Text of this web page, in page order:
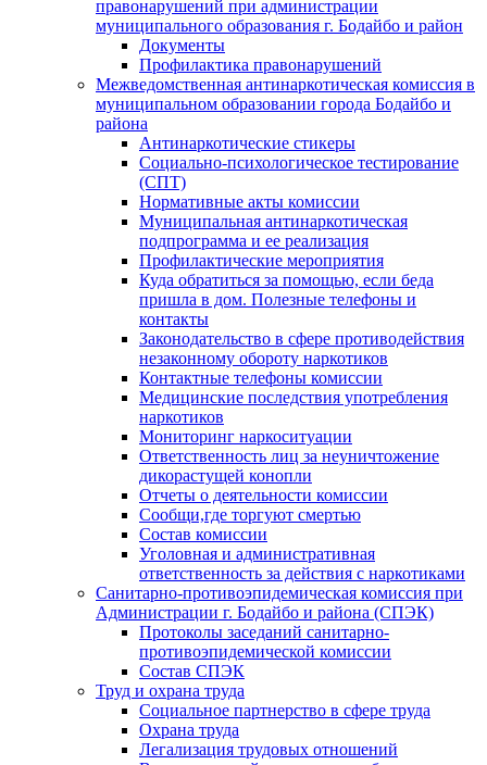
правонарушений при администрации
муниципального образования г. Бодайбо и район
Документы
Профилактика правонарушений
Межведомственная антинаркотическая комиссия в
муниципальном образовании города Бодайбо и
района
Антинаркотические стикеры
Социально-психологическое тестирование
(СПТ)
Нормативные акты комиссии
Муниципальная антинаркотическая
подпрограмма и ее реализация
Профилактические мероприятия
Куда обратиться за помощью, если беда
пришла в дом. Полезные телефоны и
контакты
Законодательство в сфере противодействия
незаконному обороту наркотиков
Контактные телефоны комиссии
Медицинские последствия употребления
наркотиков
Мониторинг наркоситуации
Ответственность лиц за неуничтожение
дикорастущей конопли
Отчеты о деятельности комиссии
Сообщи,где торгуют смертью
Состав комиссии
Уголовная и административная
ответственность за действия с наркотиками
Санитарно-противоэпидемическая комиссия при
Администрации г. Бодайбо и района (СПЭК)
Протоколы заседаний санитарно-
противоэпидемической комиссии
Состав СПЭК
Труд и охрана труда
Социальное партнерство в сфере труда
Охрана труда
Легализация трудовых отношений